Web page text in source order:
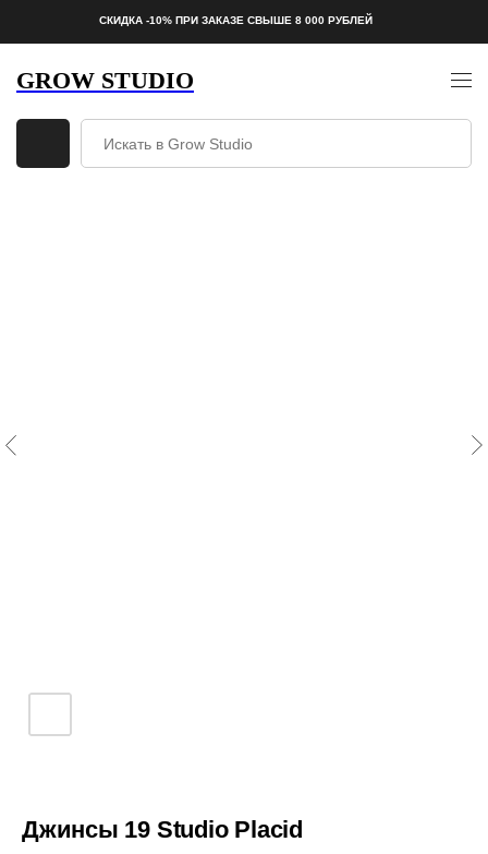
СКИДКА -10% ПРИ ЗАКАЗЕ СВЫШЕ 8 000 РУБЛЕЙ
GROW STUDIO
Джинсы 19 Studio Placid